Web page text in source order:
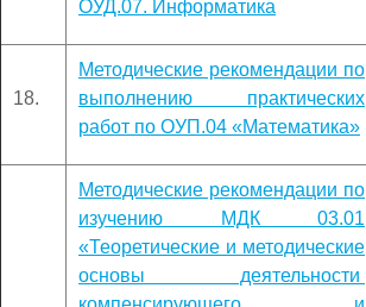
ОУД.07. Информатика
18.
Методические рекомендации по
выполнению практических
работ по ОУП.04 «Математика»
Методические рекомендации по
изучению МДК 03.01
«Теоретические и методические
основы деятельности